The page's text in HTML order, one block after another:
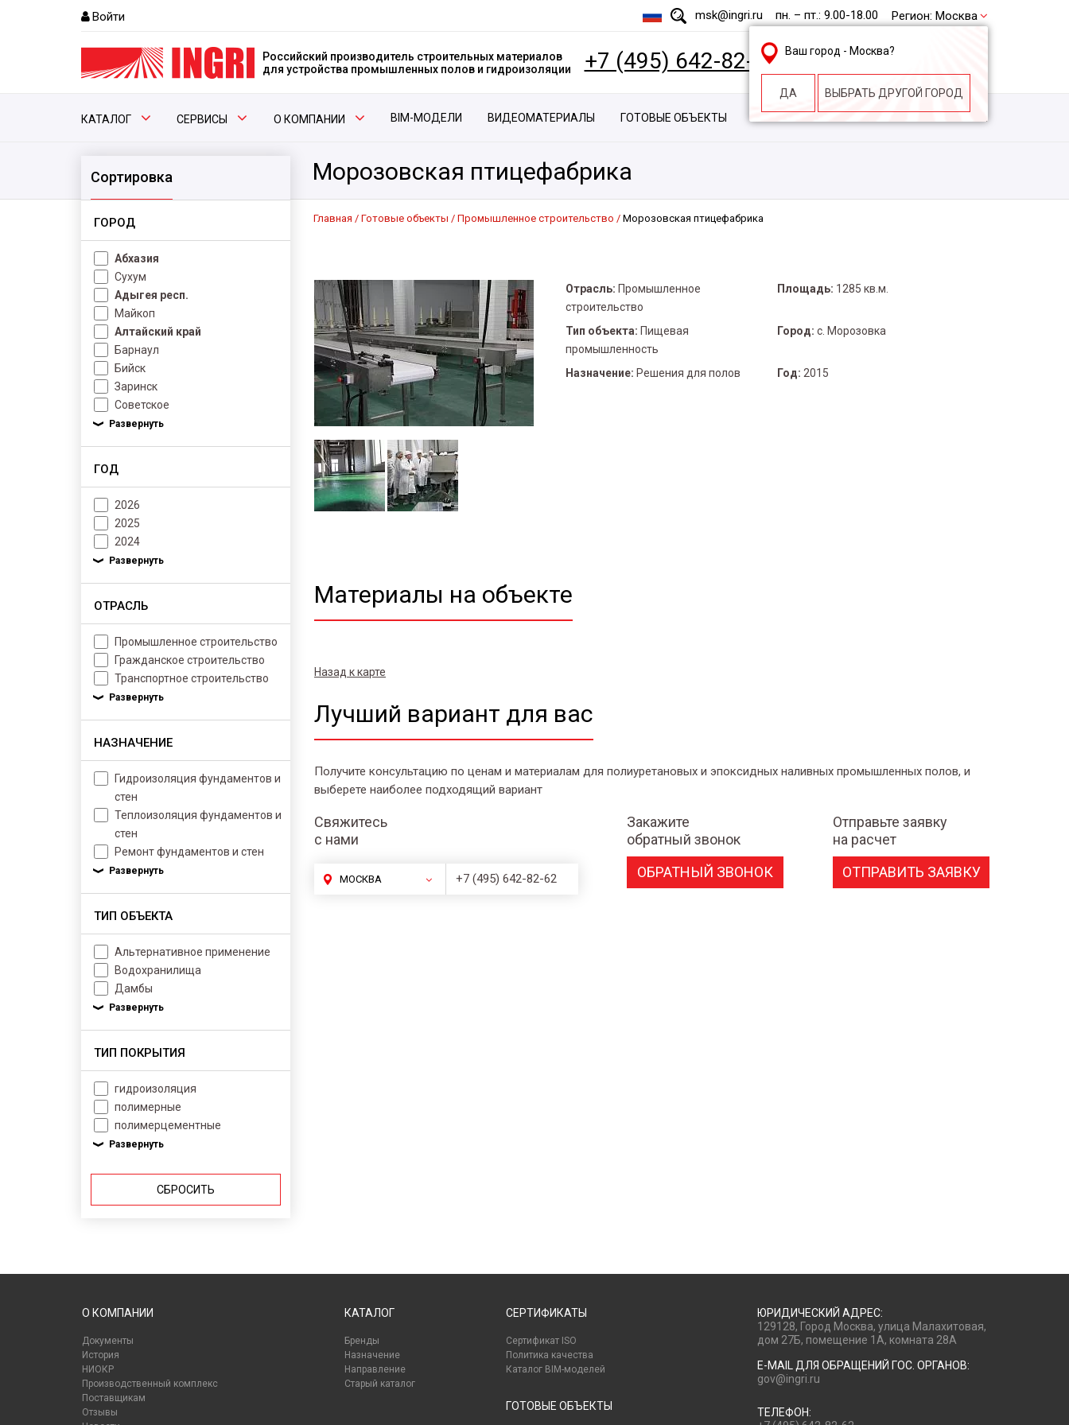
Войти msk@ingri.ru пн. – пт.: 9.00-18.00 Регион: Москва
Ваш город - Москва?
ДА ВЫБРАТЬ ДРУГОЙ ГОРОД
Российский производитель строительных материалов
для устройства промышленных полов и гидроизоляции
+7 (495) 642-82-62
КАТАЛОГ СЕРВИСЫ О КОМПАНИИ BIM-МОДЕЛИ ВИДЕОМАТЕРИАЛЫ ГОТОВЫЕ ОБЪЕКТЫ
Морозовская птицефабрика
Сортировка
ГОРОД
Абхазия
Сухум
Адыгея респ.
Майкоп
Алтайский край
Барнаул
Бийск
Заринск
Советское
ГОД
2026
2025
2024
ОТРАСЛЬ
Промышленное строительство
Гражданское строительство
Транспортное строительство
НАЗНАЧЕНИЕ
Гидроизоляция фундаментов и
стен
Теплоизоляция фундаментов и
стен
Ремонт фундаментов и стен
ТИП ОБЪЕКТА
Альтернативное применение
Водохранилища
Дамбы
ТИП ПОКРЫТИЯ
гидроизоляция
полимерные
полимерцементные
СБРОСИТЬ
Главная Готовые объекты Промышленное строительство Морозовская птицефабрика
Отрасль: Промышленное
строительство
Площадь: 1285 кв.м.
Тип объекта: Пищевая
промышленность
Город: с. Морозовка
Назначение: Решения для полов Год: 2015
Материалы на объекте
Назад к карте
Лучший вариант для вас
Получите консультацию по ценам и материалам для полиуретановых и эпоксидных наливных промышленных полов, и
выберете наиболее подходящий вариант
Свяжитесь
с нами
МОСКВА +7 (495) 642-82-62
Закажите
обратный звонок
ОБРАТНЫЙ ЗВОНОК
Отправьте заявку
на расчет
ОТПРАВИТЬ ЗАЯВКУ
О КОМПАНИИ
Документы
История
НИОКР
Производственный комплекс
Поставщикам
Отзывы
КАТАЛОГ
Бренды
Назначение
Направление
Старый каталог
СЕРТИФИКАТЫ
Сертификат ISO
Политика качества
Каталог BIM-моделей
ГОТОВЫЕ ОБЪЕКТЫ
ЮРИДИЧЕСКИЙ АДРЕС:
129128, Город Москва, улица Малахитовая,
дом 27Б, помещение 1А, комната 28А
E-MAIL ДЛЯ ОБРАЩЕНИЙ ГОС. ОРГАНОВ:
gov@ingri.ru
ТЕЛЕФОН: